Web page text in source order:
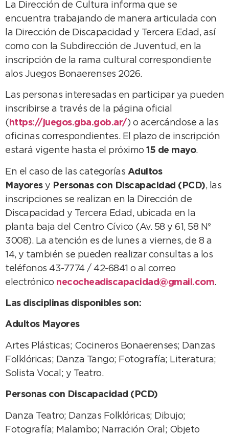
La Dirección de Cultura informa que se
encuentra trabajando de manera articulada con
la Dirección de Discapacidad y Tercera Edad, así
como con la Subdirección de Juventud, en la
inscripción de la rama cultural correspondiente
alos Juegos Bonaerenses 2026.
Las personas interesadas en participar ya pueden
inscribirse a través de la página oficial
( https://juegos.gba.gob.ar/ ) o acercándose a las
oficinas correspondientes. El plazo de inscripción
estará vigente hasta el próximo 15 de mayo.
En el caso de las categorías Adultos
Mayoresy Personas con Discapacidad (PCD), las
inscripciones se realizan en la Dirección de
Discapacidad y Tercera Edad, ubicada en la
planta baja del Centro Cívico (Av. 58 y 61, 58 Nº
3008). La atención es de lunes a viernes, de 8 a
14, y también se pueden realizar consultas a los
teléfonos 43-7774 / 42-6841 o al correo
electrónico necocheadiscapacidad@gmail.com.
Las disciplinas disponibles son:
Adultos Mayores
Artes Plásticas; Cocineros Bonaerenses; Danzas
Folklóricas; Danza Tango; Fotografía; Literatura;
Solista Vocal; y Teatro.
Personas con Discapacidad (PCD)
Danza Teatro; Danzas Folklóricas; Dibujo;
Fotografía; Malambo; Narración Oral; Objeto